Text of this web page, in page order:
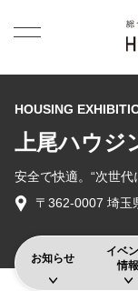
HOUSING
上尾ハウジ
安全で快適。“次世代
〒362-0007 埼玉
お知らせ
イベ
情報